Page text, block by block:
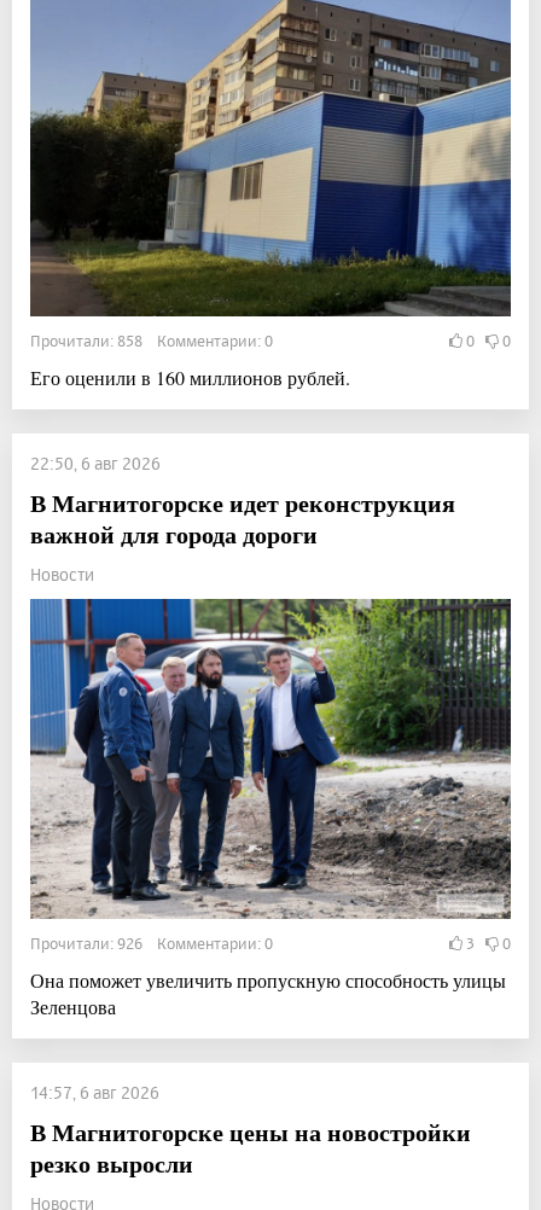
Прочитали: 858 Комментарии: 0 0 0
Его оценили в 160 миллионов рублей.
22:50, 6 авг 2026
В Магнитогорске идет реконструкция
важной для города дороги
Новости
Прочитали: 926 Комментарии: 0 3 0
Она поможет увеличить пропускную способность улицы
Зеленцова
14:57, 6 авг 2026
В Магнитогорске цены на новостройки
резко выросли
Новости